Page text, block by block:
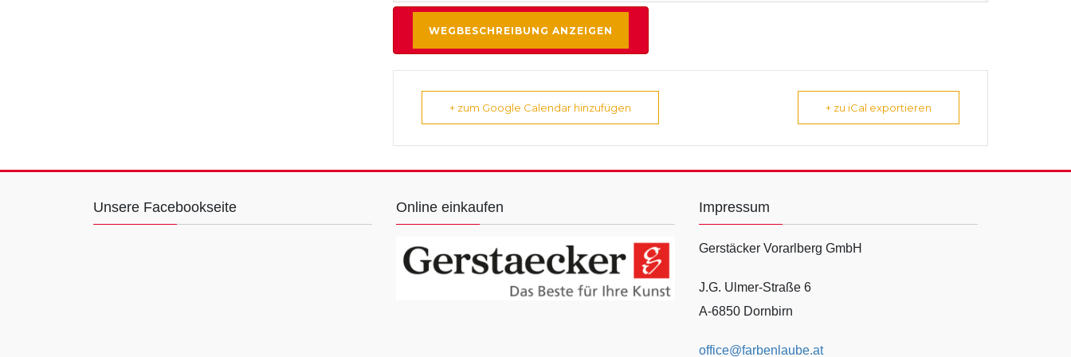
+ zum Google Calendar hinzufügen + zu iCal exportieren
Unsere Facebookseite Online einkaufen Impressum
Gerstäcker Vorarlberg GmbH
J.G. Ulmer-Straße 6
A-6850 Dornbirn
office@farbenlaube.at